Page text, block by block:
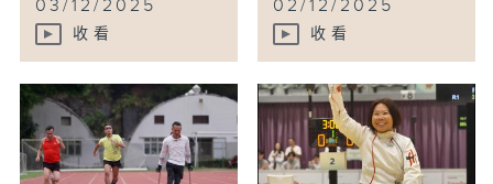
03/12/2025
收看
02/12/2025
收看